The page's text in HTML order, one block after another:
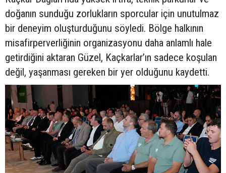
doğanın sunduğu zorlukların sporcular için unutulmaz
bir deneyim oluşturduğunu söyledi. Bölge halkının
misafirperverliğinin organizasyonu daha anlamlı hale
getirdiğini aktaran Güzel, Kaçkarlar’ın sadece koşulan
değil, yaşanması gereken bir yer olduğunu kaydetti.